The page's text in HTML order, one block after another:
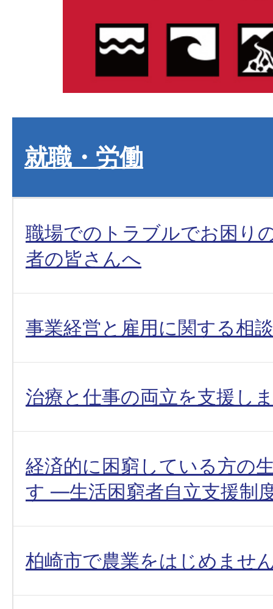
就職・労働
職場でのトラブルでお困り
者の皆さんへ
事業経営と雇用に関する相談
治療と仕事の両立を支援し
経済的に困窮している方の
す ―生活困窮者自立支援制
柏崎市で農業をはじめませ